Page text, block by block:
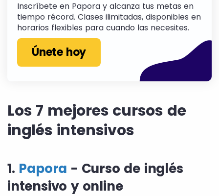
Inscríbete en Papora y alcanza tus metas en
tiempo récord. Clases ilimitadas, disponibles en
horarios flexibles para cuando las necesites.
Únete hoy
Los 7 mejores cursos de
inglés intensivos
1. Papora - Curso de inglés
intensivo y online